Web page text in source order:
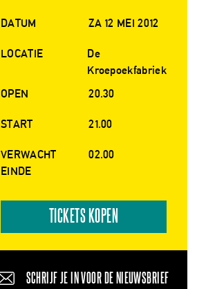
DATUM ZA 12 MEI 2012
LOCATIE
De
Kroepoekfabriek
OPEN
20.30
START 21.00
VERWACHT
EINDE
02.00
TICKETS KOPEN
SCHRIJF JE IN VOOR DE NIEUWSBRIEF